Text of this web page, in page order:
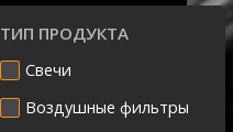
ТИП ПРОДУКТА
Свечи
Воздушные фильтры